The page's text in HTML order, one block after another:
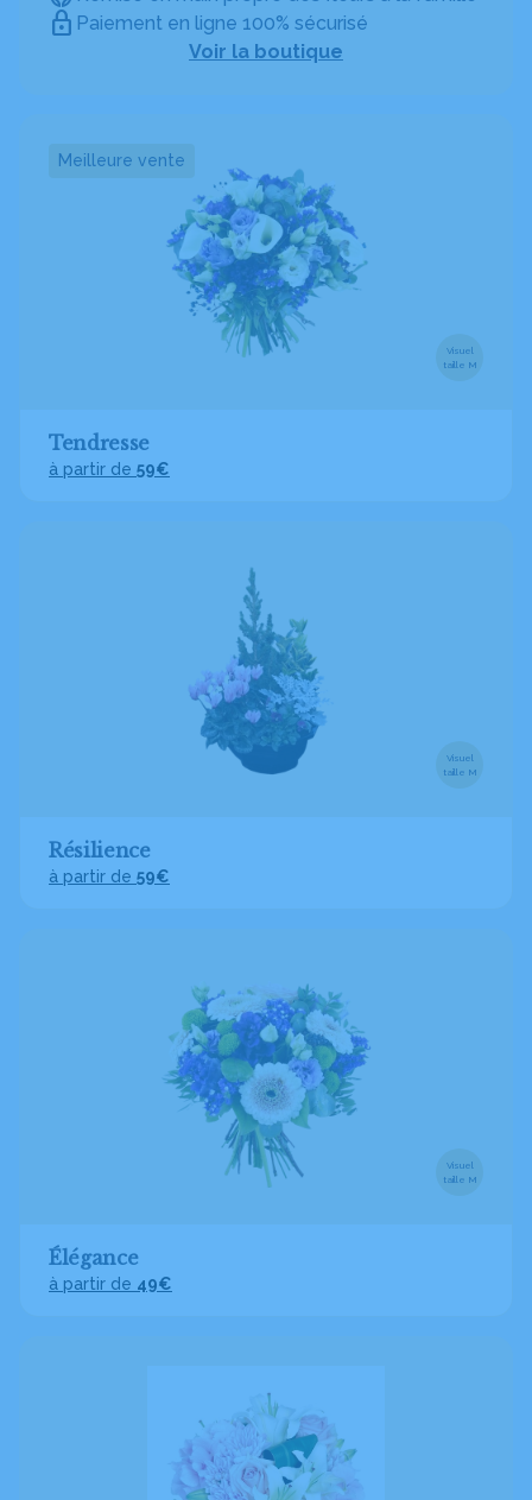
Paiement en ligne 100% sécurisé
Voir la boutique
Meilleure vente
Visuel
taille M
Tendresse
à partir de 59€
Visuel
taille M
Résilience
à partir de 59€
Visuel
taille M
Élégance
à partir de 49€